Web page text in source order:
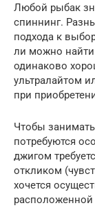
Любой рыбак
спиннинг.
подхода к
ли можно найти
одинаково
ультралайтом
при
Чтобы
потребуются
джигом
откликом
хочется
расположенной